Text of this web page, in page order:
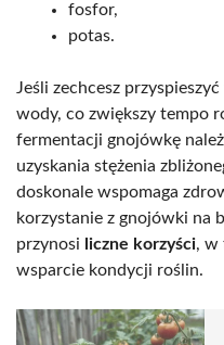
fosfor,
potas.
Jeśli zechcesz
wody, co zwiększy tempo
fermentacji gnojówkę
uzyskania stężenia
doskonale wspomaga
korzystanie z gnojówki na
przynosi liczne korzyści, w
wsparcie kondycji roślin.